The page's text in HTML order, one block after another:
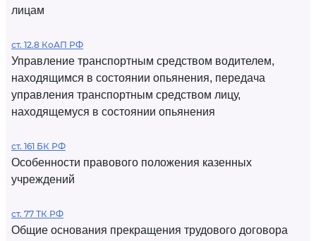
лицам
ст. 12.8 КоАП РФ
Управление транспортным средством водителем,
находящимся в состоянии опьянения, передача
управления транспортным средством лицу,
находящемуся в состоянии опьянения
ст. 161 БК РФ
Особенности правового положения казенных
учреждений
ст. 77 ТК РФ
Общие основания прекращения трудового договора